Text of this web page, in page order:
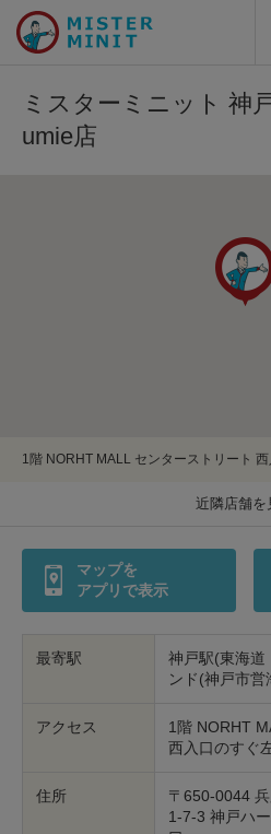
トップ
ミスターミニットについて
オンライン修理見積もりサービス（
よくあるご質問
ミスターミニット 神
umie店
1階 NORHT MALL センターストリート
近隣店舗を
マップを
アプリで表示
最寄駅
神戸駅(東海道
ンド(神戸市営
アクセス
1階 NORHT
西入口のすぐ
住所
〒650-0044
1-7-3 神戸ハ